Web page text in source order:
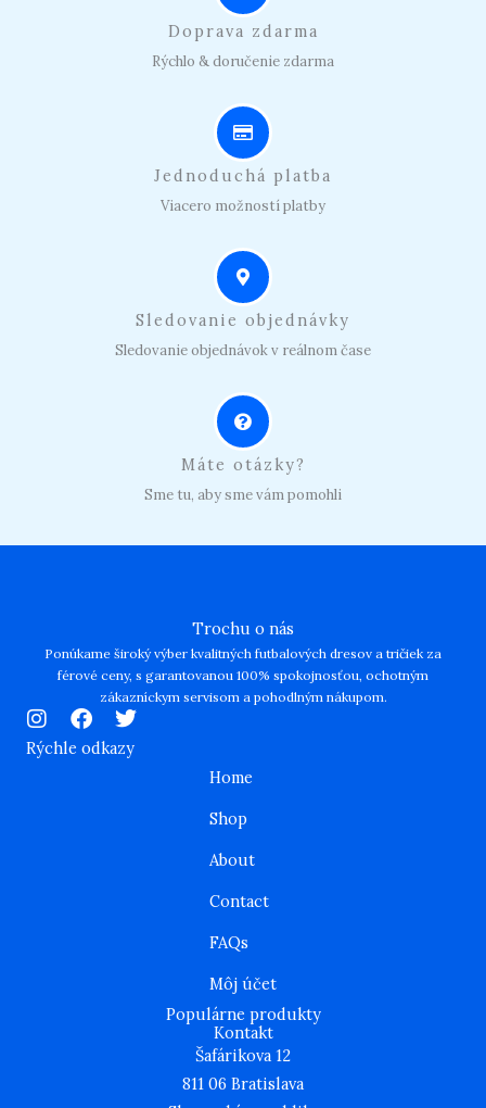
Doprava zdarma
Rýchlo & doručenie zdarma
Jednoduchá platba
Viacero možností platby
Sledovanie objednávky
Sledovanie objednávok v reálnom čase
Máte otázky?
Sme tu, aby sme vám pomohli
Trochu o nás
Ponúkame široký výber kvalitných futbalových dresov a tričiek za
férové ceny, s garantovanou 100% spokojnosťou, ochotným
zákazníckym servisom a pohodlným nákupom.
I
n
s
F
a
c
T
w
i
Rýchle odkazy
Home
Shop
About
Contact
FAQs
Môj účet
Populárne produkty
Kontakt
Šafárikova 12
811 06 Bratislava